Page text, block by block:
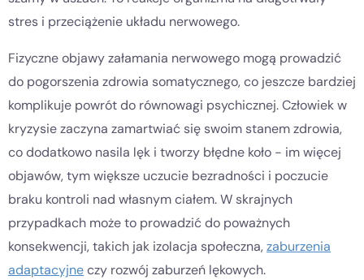
stres i przeciążenie układu nerwowego.
Fizyczne objawy załamania nerwowego mogą prowadzić
do pogorszenia zdrowia somatycznego, co jeszcze bardziej
komplikuje powrót do równowagi psychicznej. Człowiek w
kryzysie zaczyna zamartwiać się swoim stanem zdrowia,
co dodatkowo nasila lęk i tworzy błędne koło - im więcej
objawów, tym większe uczucie bezradności i poczucie
braku kontroli nad własnym ciałem. W skrajnych
przypadkach może to prowadzić do poważnych
konsekwencji, takich jak izolacja społeczna,zaburzenia
adaptacyjneczy rozwój zaburzeń lękowych.